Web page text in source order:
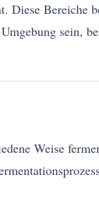
Diese Bereiche
sein,
Weise